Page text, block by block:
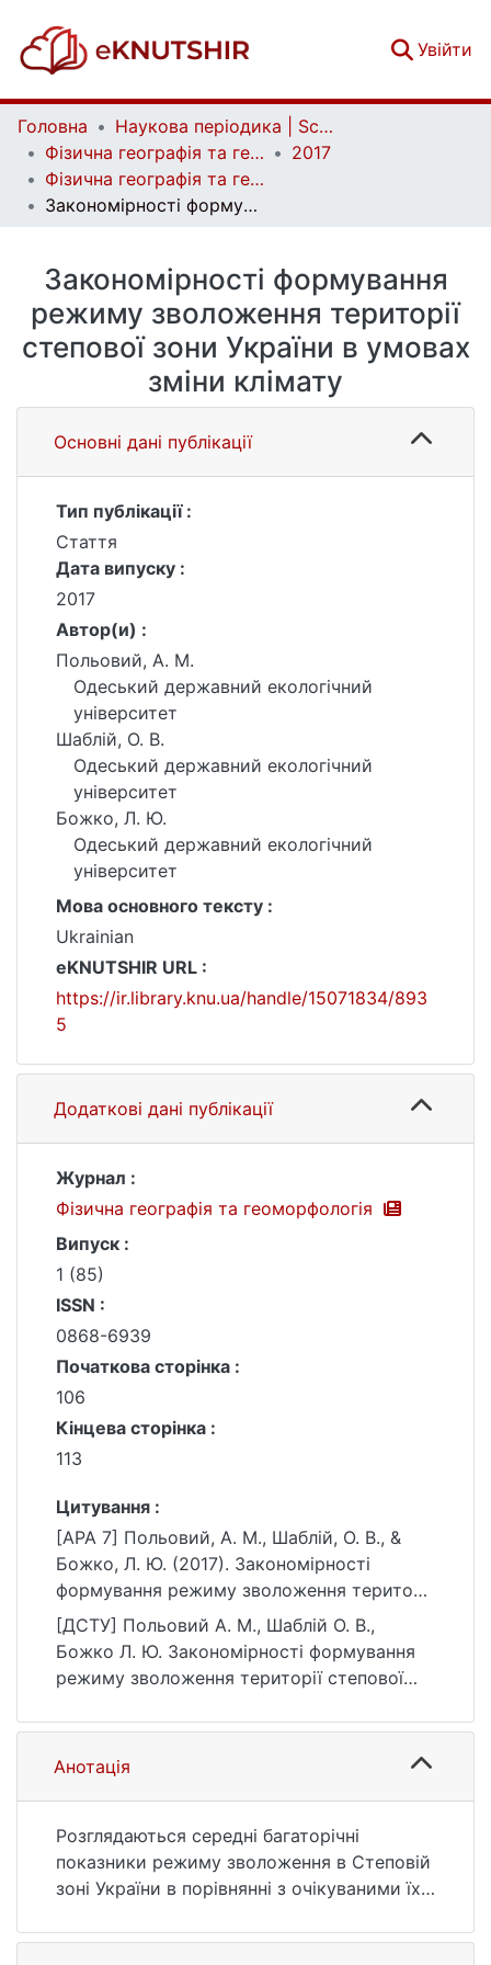
Увійти
Головна
Наукова періодика | Scientific periodicals
Фізична географія та геоморфологія | Physical Geography and Geomorphology
2017
Фізична географія та геоморфологія. Вип. 1 (85)
Закономірності формування режиму зволоження території степової зони України в умовах зміни клімату
Закономірності формування
режиму зволоження території
степової зони України в умовах
зміни клімату
Основні дані публікації
Тип публікації :
Стаття
Дата випуску :
2017
Автор(и) :
Польовий, А. М.
Одеський державний екологічний
університет
Шаблій, О. В.
Одеський державний екологічний
університет
Божко, Л. Ю.
Одеський державний екологічний
університет
Мова основного тексту :
Ukrainian
eKNUTSHIR URL :
https://ir.library.knu.ua/handle/15071834/893
5
Додаткові дані публікації
Журнал :
Фізична географія та геоморфологія
Випуск :
1 (85)
ISSN :
0868-6939
Початкова сторінка :
106
Кінцева сторінка :
113
Цитування :
[APA 7] Польовий, А. М., Шаблій, О. В., &
Божко, Л. Ю. (2017). Закономірності
формування режиму зволоження території
степової зони України в умовах зміни
клімату. Фізична географія та
геоморфологія, (1 (85)), 106–113.
https://ir.library.knu.ua/handle/15071834/893
5
[ДСТУ] Польовий А. М., Шаблій О. В.,
Божко Л. Ю. Закономірності формування
режиму зволоження території степової
Фізична географія та геоморфологія. 2017.
№ 1 (85). С. 106—113. URL:
https://ir.library.knu.ua/handle/15071834/893
Анотація
Розглядаються середні багаторічні
показники режиму зволоження в Степовій
зоні України в порівнянні з очікуваними їх
моделлю згідно зі сценаріями змін клімату